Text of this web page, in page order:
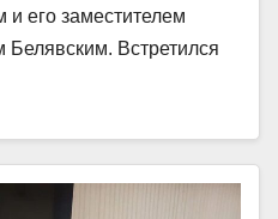
его заместителем
Встретился